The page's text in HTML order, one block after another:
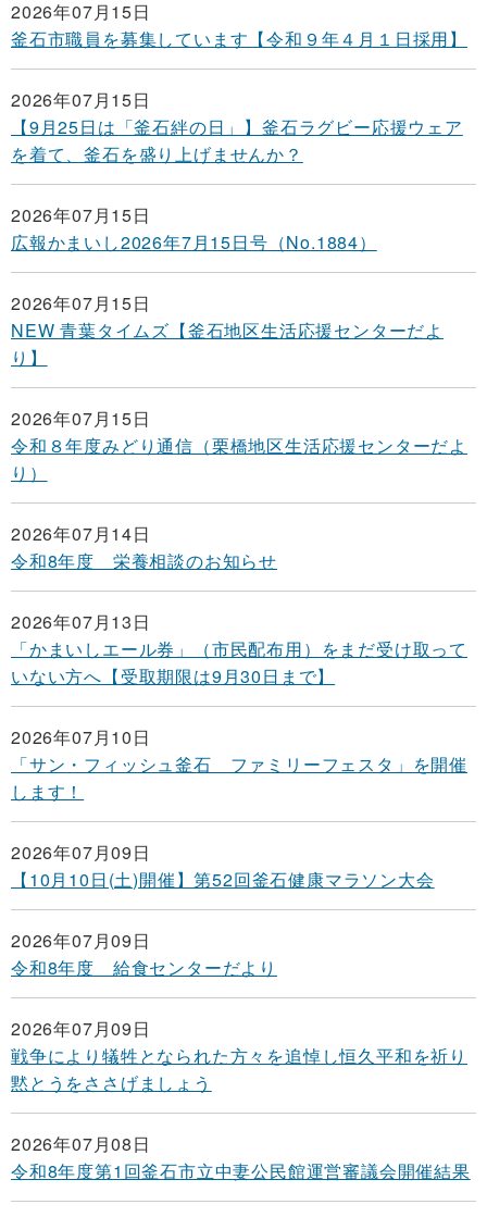
2026年07月15日
釜石市職員を募集しています【令和９年４月１日採用】
2026年07月15日
【9月25日は「釜石絆の日」】釜石ラグビー応援ウェア
を着て、釜石を盛り上げませんか？
2026年07月15日
広報かまいし2026年7月15日号（No.1884）
2026年07月15日
NEW 青葉タイムズ【釜石地区生活応援センターだよ
り】
2026年07月15日
令和８年度みどり通信（栗橋地区生活応援センターだよ
り）
2026年07月14日
令和8年度 栄養相談のお知らせ
2026年07月13日
「かまいしエール券」（市民配布用）をまだ受け取って
いない方へ【受取期限は9月30日まで】
2026年07月10日
「サン・フィッシュ釜石 ファミリーフェスタ」を開催
します！
2026年07月09日
【10月10日(土)開催】第52回釜石健康マラソン大会
2026年07月09日
令和8年度 給食センターだより
2026年07月09日
戦争により犠牲となられた方々を追悼し恒久平和を祈り
黙とうをささげましょう
2026年07月08日
令和8年度第1回釜石市立中妻公民館運営審議会開催結果